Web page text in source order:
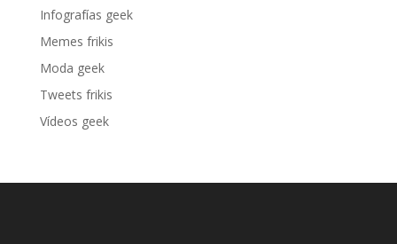
Infografías geek
Memes frikis
Moda geek
Tweets frikis
Vídeos geek